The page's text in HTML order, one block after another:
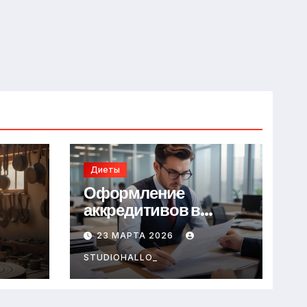
Диеты
Оформление
аккредитивов в
международной
торговле
23 МАРТА 2026
STUDIOHALLO_